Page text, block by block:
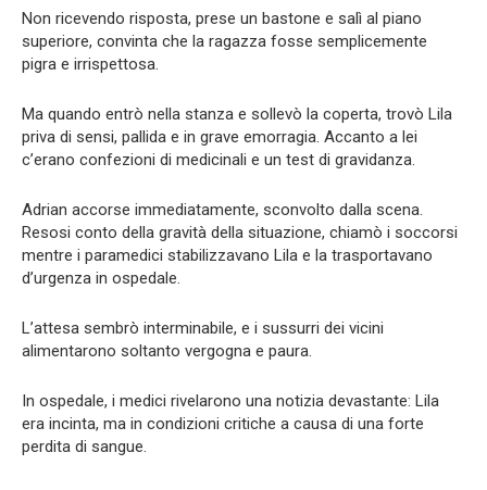
Non ricevendo risposta, prese un bastone e salì al piano
superiore, convinta che la ragazza fosse semplicemente
pigra e irrispettosa.
Ma quando entrò nella stanza e sollevò la coperta, trovò Lila
priva di sensi, pallida e in grave emorragia. Accanto a lei
c’erano confezioni di medicinali e un test di gravidanza.
Adrian accorse immediatamente, sconvolto dalla scena.
Resosi conto della gravità della situazione, chiamò i soccorsi
mentre i paramedici stabilizzavano Lila e la trasportavano
d’urgenza in ospedale.
L’attesa sembrò interminabile, e i sussurri dei vicini
alimentarono soltanto vergogna e paura.
In ospedale, i medici rivelarono una notizia devastante: Lila
era incinta, ma in condizioni critiche a causa di una forte
perdita di sangue.